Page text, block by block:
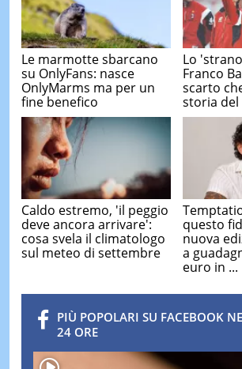
Le marmotte sbarcano
su OnlyFans: nasce
OnlyMarms ma per un
fine benefico
Lo
Franco
scarto
storia del
Caldo estremo, 'il peggio
deve ancora arrivare':
cosa svela il climatologo
sul meteo di settembre
questo
nuova
a
euro in ...
PIÙ POPOLARI SU FACEBOOK
24 ORE